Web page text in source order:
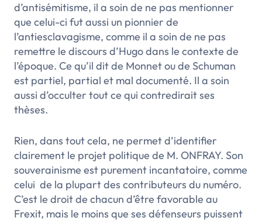
d’antisémitisme, il a soin de ne pas mentionner
que celui-ci fut aussi un pionnier de
l’antiesclavagisme, comme il a soin de ne pas
remettre le discours d’Hugo dans le contexte de
l’époque. Ce qu’il dit de Monnet ou de Schuman
est partiel, partial et mal documenté. Il a soin
aussi d’occulter tout ce qui contredirait ses
thèses.
Rien, dans tout cela, ne permet d’identifier
clairement le projet politique de M. ONFRAY. Son
souverainisme est purement incantatoire, comme
celui de la plupart des contributeurs du numéro.
C’est le droit de chacun d’être favorable au
Frexit, mais le moins que ses défenseurs puissent